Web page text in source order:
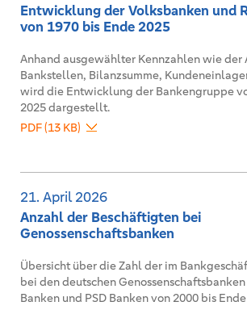
Entwicklung der Volksbanken und
von 1970 bis Ende 2025
Anhand ausgewählter Kennzahlen wie der
Bankstellen, Bilanzsumme,
wird die Entwicklung der Bankengruppe
2025 dargestellt.
PDF (13 KB)
21. April 2026
Anzahl der Beschäftigten bei
Genossenschaftsbanken
Übersicht über die Zahl der im
bei den deutschen
Banken und PSD Banken von 2000 bis